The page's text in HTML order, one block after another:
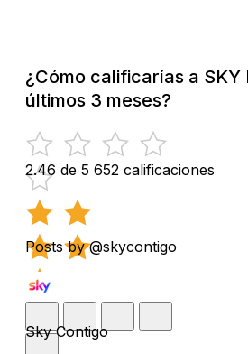
¿Cómo calificarías a SKY
últimos 3 meses?
2.46 de 5 652 calificaciones
Posts by @skycontigo
Sky Contigo